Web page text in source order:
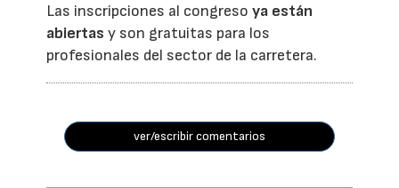
Las inscripciones al congresoya están
abiertas y son gratuitas para los
profesionales del sector de la carretera.
ver/escribir comentarios